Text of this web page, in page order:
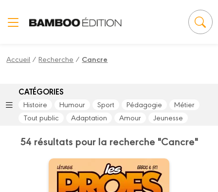
Accueil /Recherche / Cancre
CATÉGORIES
Histoire Humour Sport Pédagogie
Métier
Tout public
Adaptation Amour Jeunesse
54 résultats pour la recherche "Cancre"